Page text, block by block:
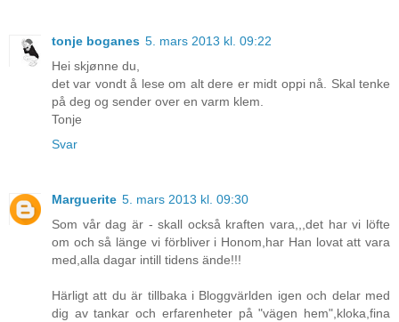
tonje boganes 5. mars 2013 kl. 09:22
Hei skjønne du,
det var vondt å lese om alt dere er midt oppi nå. Skal tenke
på deg og sender over en varm klem.
Tonje
Svar
Marguerite 5. mars 2013 kl. 09:30
Som vår dag är - skall också kraften vara,,,det har vi löfte
om och så länge vi förbliver i Honom,har Han lovat att vara
med,alla dagar intill tidens ände!!!
Härligt att du är tillbaka i Bloggvärlden igen och delar med
dig av tankar och erfarenheter på "vägen hem",kloka,fina